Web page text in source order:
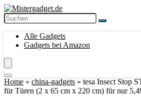
Alle Gadgets
Gadgets bei Amazon
Home » china-gadgets » tesa Insect Stop
für Türen (2 x 65 cm x 220 cm) für nur